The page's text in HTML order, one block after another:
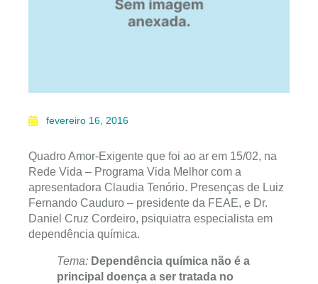
fevereiro 16, 2016
Quadro Amor-Exigente que foi ao ar em 15/02, na
Rede Vida – Programa Vida Melhor com a
apresentadora Claudia Tenório. Presenças de Luiz
Fernando Cauduro – presidente da FEAE, e Dr.
Daniel Cruz Cordeiro, psiquiatra especialista em
dependência química.
Tema: Dependência química não é a
principal doença a ser tratada no